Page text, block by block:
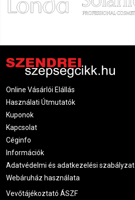
Online Vásárlói Elállás
Használati Útmutatók
Kuponok
Kapcsolat
Céginfo
Információk
Adatvédelmi és adatkezelési szabályzat
Webáruház használata
Vevőtájékoztató ÁSZF